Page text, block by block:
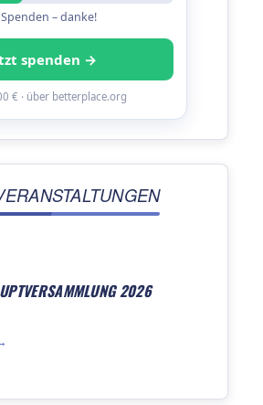
– danke!
spenden →
€ · über betterplace.org
2026